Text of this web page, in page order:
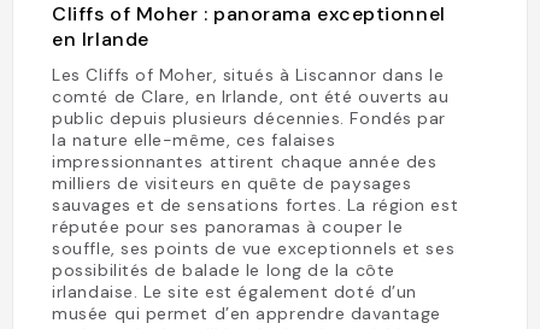
Cliffs of Moher : panorama exceptionnel
en Irlande
Les Cliffs of Moher, situés à Liscannor dans le
comté de Clare, en Irlande, ont été ouverts au
public depuis plusieurs décennies. Fondés par
la nature elle-même, ces falaises
impressionnantes attirent chaque année des
milliers de visiteurs en quête de paysages
sauvages et de sensations fortes. La région est
réputée pour ses panoramas à couper le
souffle, ses points de vue exceptionnels et ses
possibilités de balade le long de la côte
irlandaise. Le site est également doté d’un
musée qui permet d’en apprendre davantage